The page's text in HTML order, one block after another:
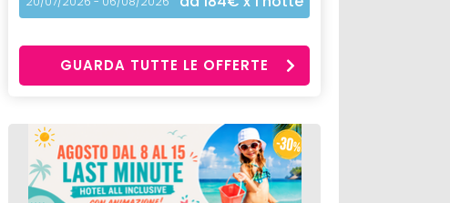
GUARDA TUTTE LE OFFERTE